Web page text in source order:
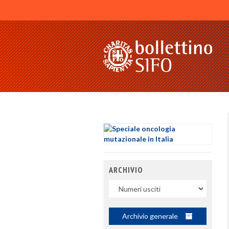
ARCHIVIO
Archivio generale